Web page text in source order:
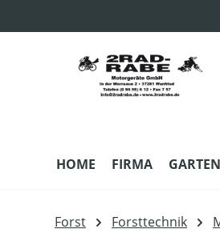
HOME FIRMA GARTEN
Forst Forsttechnik